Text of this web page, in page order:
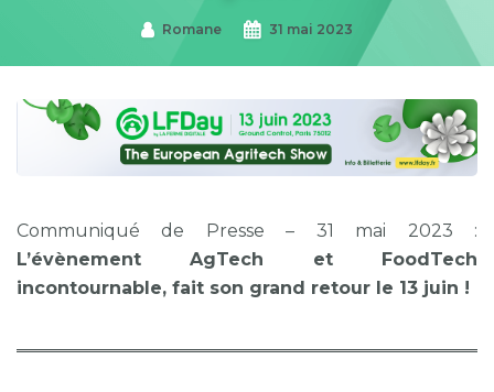
Romane 31 mai 2023
Communiqué de Presse – 31 mai 2023 :
L’évènement AgTech et FoodTech
incontournable, fait son grand retour le 13 juin !